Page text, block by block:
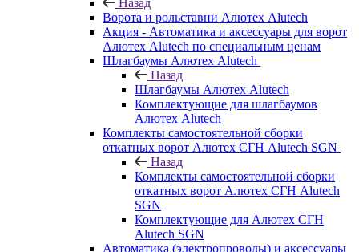
Назад
Ворота и рольставни Алютех Alutech
Акция - Автоматика и аксессуары для ворот
Алютех Alutech по специальным ценам
Шлагбаумы Алютех Alutech
Назад
Шлагбаумы Алютех Alutech
Комплектующие для шлагбаумов
Алютех Alutech
Комплекты самостоятельной сборки
откатных ворот Алютех СГН Alutech SGN
Назад
Комплекты самостоятельной сборки
откатных ворот Алютех СГН Alutech
SGN
Комплектующие для Алютех СГН
Alutech SGN
Автоматика (электропроводы) и аксессуары